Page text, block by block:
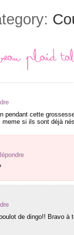
plaid
pendant cette
meme si ils sont déjà
de dingo!! Bravo